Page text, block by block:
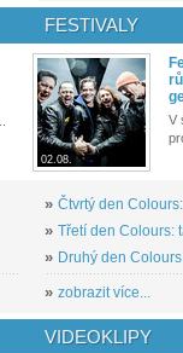
FESTIVALY
02.08.
V
» Čtvrtý den
» Třetí den Colours:
» Druhý den
» zobrazit více...
VIDEOKLIPY